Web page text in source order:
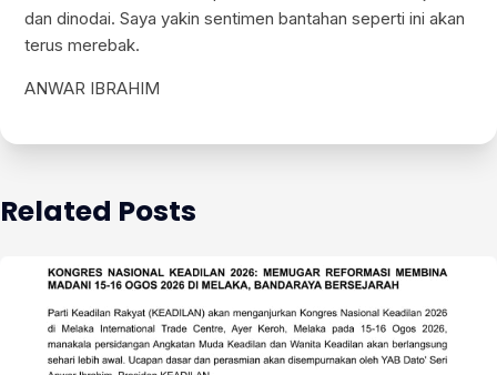
dan dinodai. Saya yakin sentimen bantahan seperti ini akan
terus merebak.
ANWAR IBRAHIM
Related Posts